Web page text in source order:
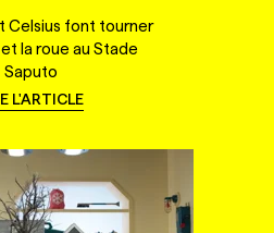
Celsius font tourner
la roue au Stade
Saputo
L'ARTICLE